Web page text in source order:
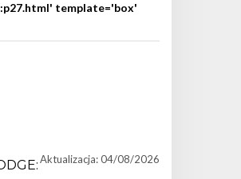
template='box'
Aktualizacja: 04/08/2026